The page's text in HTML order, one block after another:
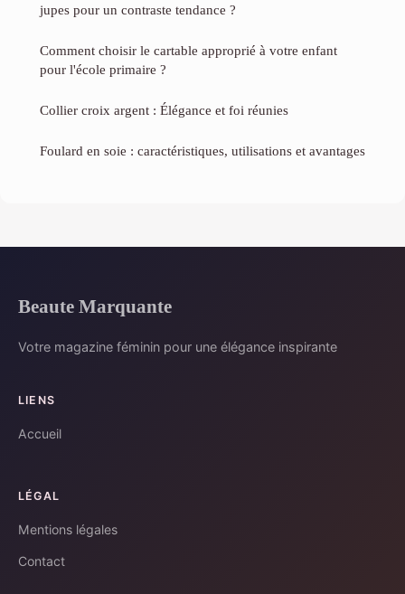
jupes pour un contraste tendance ?
Comment choisir le cartable approprié à votre enfant
pour l'école primaire ?
Collier croix argent : Élégance et foi réunies
Foulard en soie : caractéristiques, utilisations et avantages
Beaute Marquante
Votre magazine féminin pour une élégance inspirante
LIENS
Accueil
LÉGAL
Mentions légales
Contact